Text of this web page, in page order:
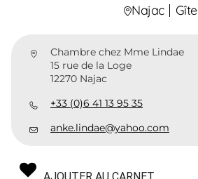
Najac Gîte
Chambre chez Mme Lindae
15 rue de la Loge
12270 Najac
+33 (0)6 41 13 95 35
anke.lindae@yahoo.com